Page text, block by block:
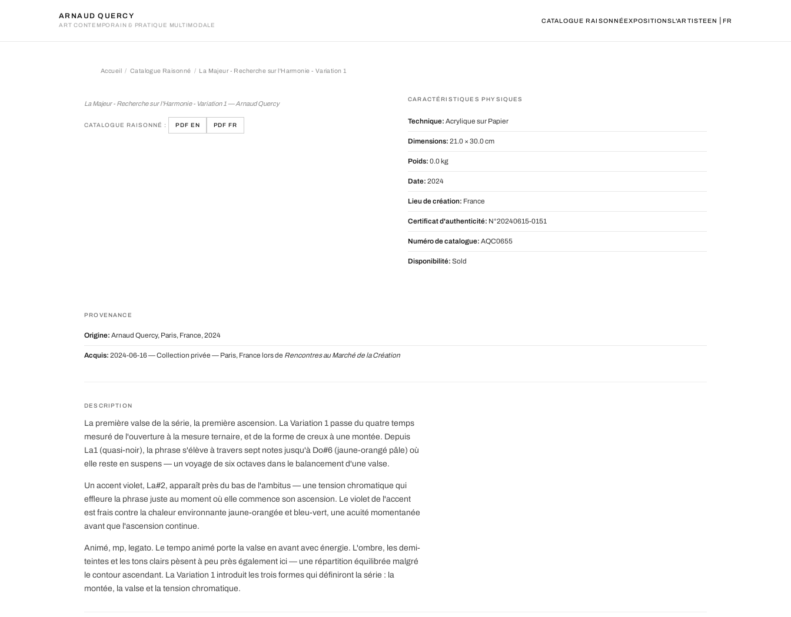
ARNAUD QUERCY
ART CONTEMPORAIN & PRATIQUE MULTIMODALE
CATALOGUE RAISONNÉEXPOSITIONSL'ARTISTEEN FR
Accueil Catalogue Raisonné La Majeur - Recherche sur l'Harmonie - Variation 1
La Majeur - Recherche sur l'Harmonie - Variation 1 — Arnaud Quercy
CATALOGUE RAISONNÉ : PDF EN PDF FR
CARACTÉRISTIQUES PHYSIQUES
Technique: Acrylique sur Papier
Dimensions: 21.0 × 30.0 cm
Poids: 0.0 kg
Date: 2024
Lieu de création: France
Certificat d'authenticité: N°20240615-0151
Numéro de catalogue: AQC0655
Disponibilité: Sold
PROVENANCE
Origine: Arnaud Quercy, Paris, France, 2024
Acquis: 2024-06-16 — Collection privée — Paris, France lors de Rencontres au Marché de la Création
DESCRIPTION
La première valse de la série, la première ascension. La Variation 1 passe du quatre temps
mesuré de l'ouverture à la mesure ternaire, et de la forme de creux à une montée. Depuis
La1 (quasi-noir), la phrase s'élève à travers sept notes jusqu'à Do#6 (jaune-orangé pâle) où
elle reste en suspens — un voyage de six octaves dans le balancement d'une valse.
Un accent violet, La#2, apparaît près du bas de l'ambitus — une tension chromatique qui
effleure la phrase juste au moment où elle commence son ascension. Le violet de l'accent
est frais contre la chaleur environnante jaune-orangée et bleu-vert, une acuité momentanée
avant que l'ascension continue.
Animé, mp, legato. Le tempo animé porte la valse en avant avec énergie. L'ombre, les demi-
teintes et les tons clairs pèsent à peu près également ici — une répartition équilibrée malgré
le contour ascendant. La Variation 1 introduit les trois formes qui définiront la série : la
montée, la valse et la tension chromatique.